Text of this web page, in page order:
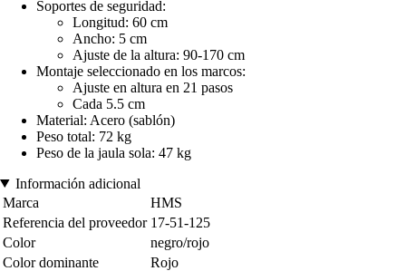
Soportes de seguridad:
Longitud: 60 cm
Ancho: 5 cm
Ajuste de la altura: 90-170 cm
Montaje seleccionado en los marcos:
Ajuste en altura en 21 pasos
Cada 5.5 cm
Material: Acero (sablón)
Peso total: 72 kg
Peso de la jaula sola: 47 kg
Información adicional
Marca
HMS
Referencia del proveedor 17-51-125
Color
negro/rojo
Color dominante
Rojo